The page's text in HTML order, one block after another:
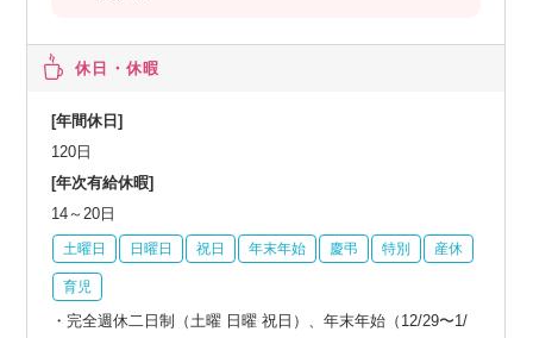
休日・休暇
[年間休日]
120日
[年次有給休暇]
14～20日
土曜日 日曜日 祝日 年末年始 慶弔 特別 産休
育児
・完全週休⼆⽇制（⼟曜 ⽇曜 祝⽇）、年末年始（12/29〜1/